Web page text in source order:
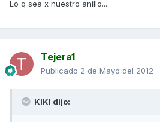
Lo q sea x nuestro anillo....
Tejera1
Publicado 2 de Mayo del 2012
KIKI dijo: